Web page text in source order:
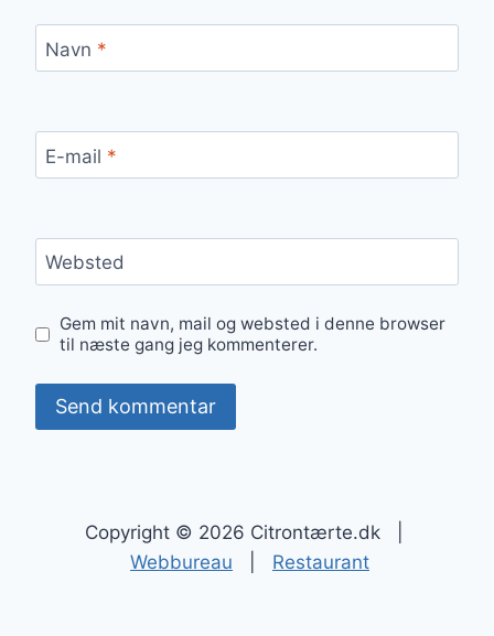
Navn *
E-mail *
Websted
Gem mit navn, mail og websted i denne browser
til næste gang jeg kommenterer.
Copyright © 2026 Citrontærte.dk |
Webbureau
Restaurant